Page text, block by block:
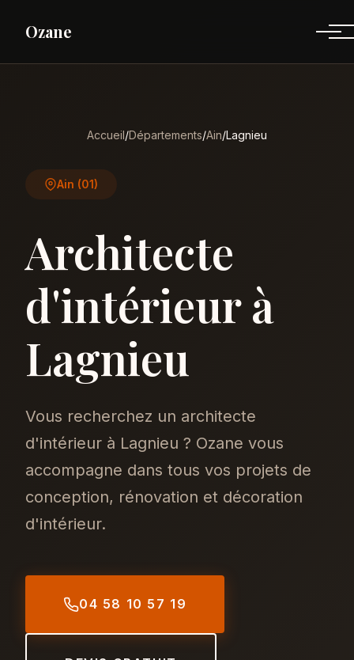
Ozane
Accueil/Départements/Ain/Lagnieu
Ain (01)
Architecte
d'intérieur à
Lagnieu
Vous recherchez un architecte
d'intérieur à Lagnieu ? Ozane vous
accompagne dans tous vos projets de
conception, rénovation et décoration
d'intérieur.
04 58 10 57 19